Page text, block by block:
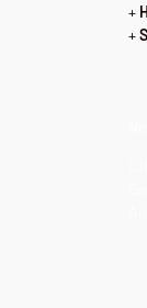
+
+